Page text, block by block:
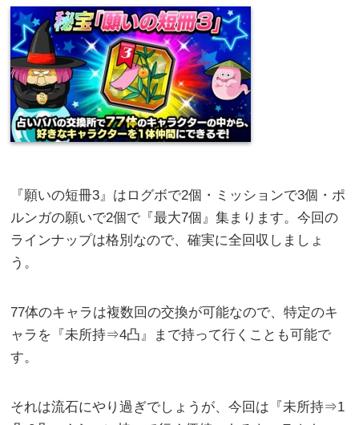
『願いの短冊3』はログボで2個・ミッションで3個・ポ
ルンガの願いで2個で『最大7個』集まります。今回の
ラインナップは格別なので、確実に全回収しましょ
う。
77体のキャラは複数回の交換が可能なので、特定のキ
ャラを『未所持⇒4凸』まで持って行くことも可能で
す。
それは流石にやり過ぎでしょうが、今回は『未所持⇒1